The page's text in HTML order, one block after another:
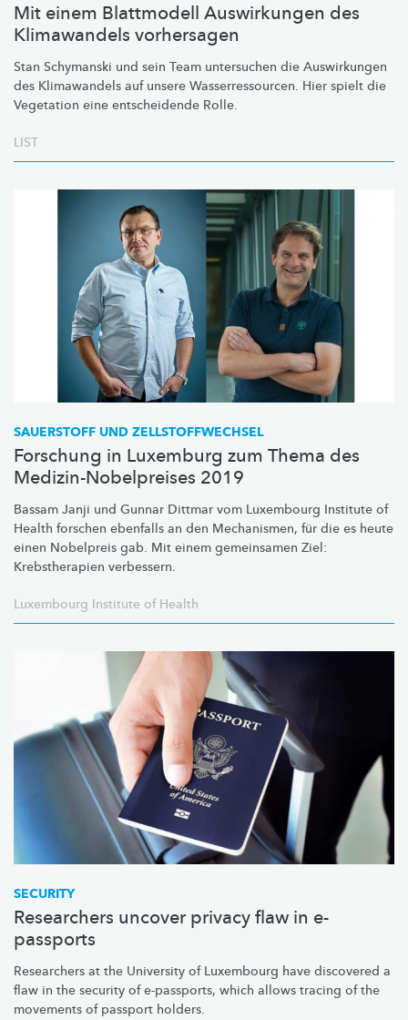
Mit einem Blattmodell Auswirkungen des
Klimawandels vorhersagen
Stan Schymanski und sein Team untersuchen die Auswirkungen
des Klimawandels auf unsere Wasserressourcen. Hier spielt die
Vegetation eine entscheidende Rolle.
LIST
SAUERSTOFF UND ZELLSTOFFWECHSEL
Forschung in Luxemburg zum Thema des
Medizin-Nobelpreises 2019
Bassam Janji und Gunnar Dittmar vom Luxembourg Institute of
Health forschen ebenfalls an den Mechanismen, für die es heute
einen Nobelpreis gab. Mit einem gemeinsamen Ziel:
Krebstherapien verbessern.
Luxembourg Institute of Health
SECURITY
Researchers uncover privacy flaw in e-
passports
Researchers at the University of Luxembourg have discovered a
flaw in the security of e-passports, which allows tracing of the
movements of passport holders.